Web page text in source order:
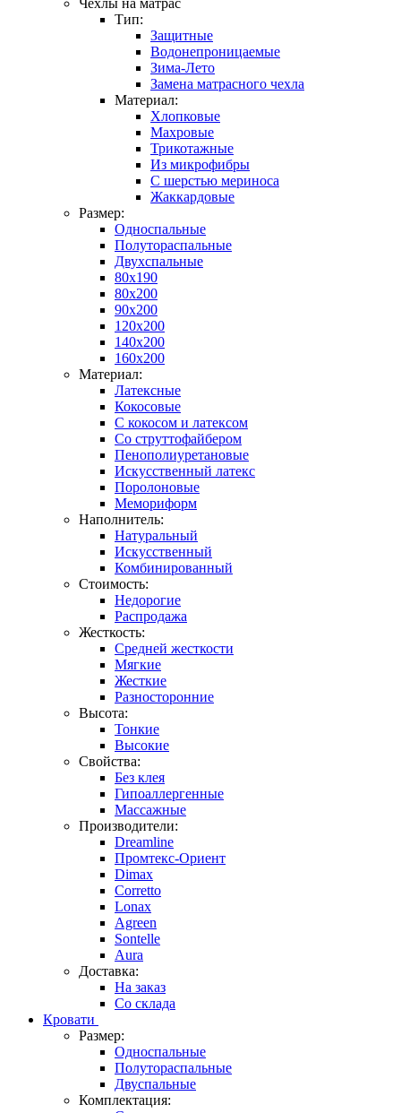
Тип:
Защитные
Водонепроницаемые
Зима-Лето
Замена матрасного чехла
Материал:
Хлопковые
Махровые
Трикотажные
Из микрофибры
С шерстью мериноса
Жаккардовые
Размер:
Односпальные
Полутораспальные
Двухспальные
80x190
80x200
90x200
120x200
140x200
160x200
Материал:
Латексные
Кокосовые
С кокосом и латексом
Со струттофайбером
Пенополиуретановые
Искусственный латекс
Поролоновые
Мемориформ
Наполнитель:
Натуральный
Искусственный
Комбинированный
Стоимость:
Недорогие
Распродажа
Жесткость:
Средней жесткости
Мягкие
Жесткие
Разносторонние
Высота:
Тонкие
Высокие
Свойства:
Без клея
Гипоаллергенные
Массажные
Производители:
Dreamline
Промтекс-Ориент
Dimax
Corretto
Lonax
Agreen
Sontelle
Aura
Доставка:
На заказ
Со склада
Кровати
Размер:
Односпальные
Полутораспальные
Двуспальные
Комплектация: